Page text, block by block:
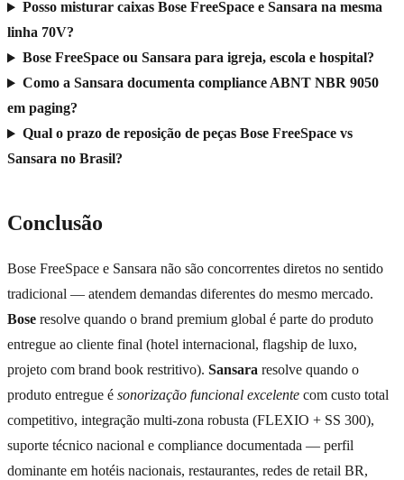
Posso misturar caixas Bose FreeSpace e Sansara na mesma
linha 70V?
Bose FreeSpace ou Sansara para igreja, escola e hospital?
Como a Sansara documenta compliance ABNT NBR 9050
em paging?
Qual o prazo de reposição de peças Bose FreeSpace vs
Sansara no Brasil?
Conclusão
Bose FreeSpace e Sansara não são concorrentes diretos no sentido
tradicional — atendem demandas diferentes do mesmo mercado.
Bose resolve quando o brand premium global é parte do produto
entregue ao cliente final (hotel internacional, flagship de luxo,
projeto com brand book restritivo). Sansara resolve quando o
produto entregue é sonorização funcional excelente com custo total
competitivo, integração multi-zona robusta (FLEXIO + SS 300),
suporte técnico nacional e compliance documentada — perfil
dominante em hotéis nacionais, restaurantes, redes de retail BR,